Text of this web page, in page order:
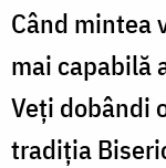
Când mintea
mai capabilă
Veţi dobândi
tradiţia